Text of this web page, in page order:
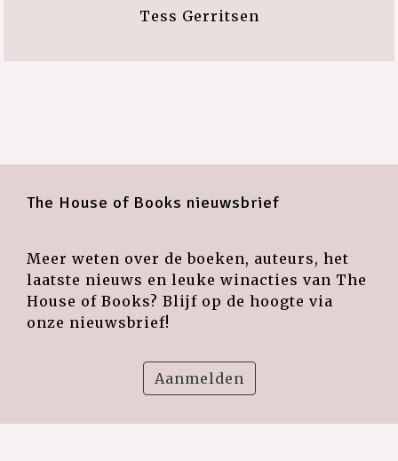
Tess Gerritsen
The House of Books nieuwsbrief
Meer weten over de boeken, auteurs, het
laatste nieuws en leuke winacties van The
House of Books? Blijf op de hoogte via
onze nieuwsbrief!
Aanmelden